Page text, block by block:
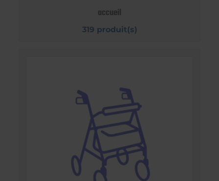
accueil
319 produit(s)